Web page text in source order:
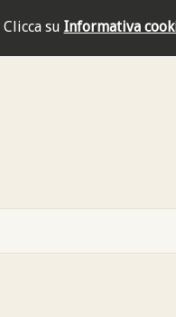
Clicca su Informativa